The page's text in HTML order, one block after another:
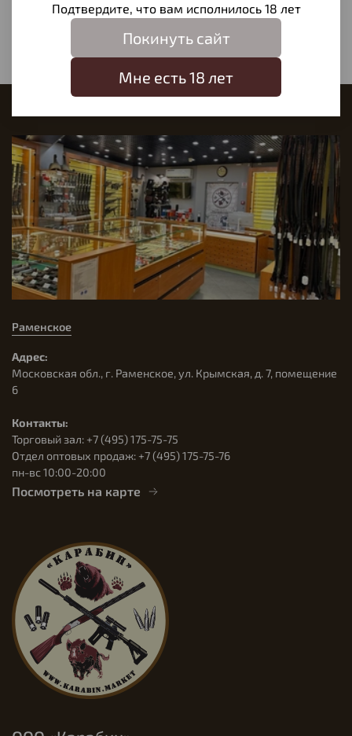
Написать отзыв
Раменское
Адрес:
Московская обл., г. Раменское, ул. Крымская, д. 7, помещение
6
Контакты:
Торговый зал: +7 (495) 175-75-75
Отдел оптовых продаж: +7 (495) 175-75-76
пн-вс 10:00-20:00
Посмотреть на карте
Подтвердите, что вам исполнилось 18 лет
Покинуть сайт
Мне есть 18 лет